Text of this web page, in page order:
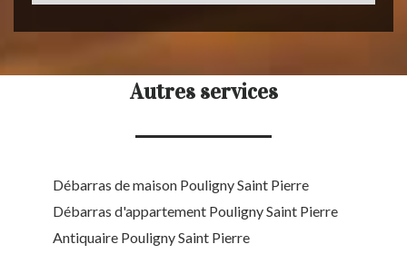
Autres services
Débarras de maison Pouligny Saint Pierre
Débarras d'appartement Pouligny Saint Pierre
Antiquaire Pouligny Saint Pierre